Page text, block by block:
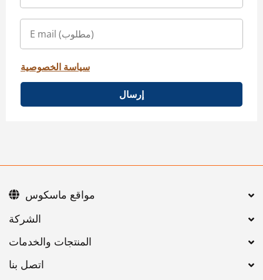
سياسة الخصوصية
إرسال
اتصل بنا
مواقع ماسكوس